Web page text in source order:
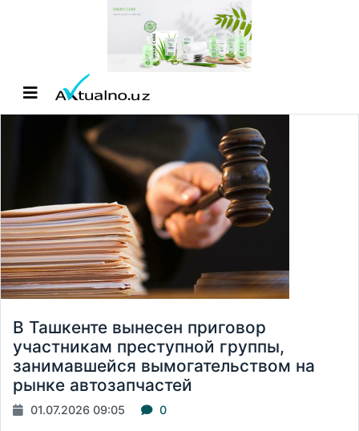
В Ташкенте вынесен приговор
участникам преступной группы,
занимавшейся вымогательством на
рынке автозапчастей
01.07.2026 09:05 0